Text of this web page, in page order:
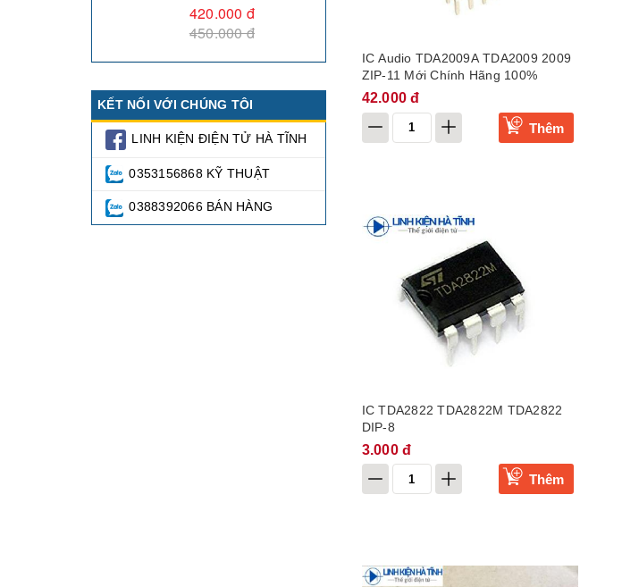
420.000 đ
450.000 đ
KẾT NỐI VỚI CHÚNG TÔI
LINH KIỆN ĐIỆN TỬ HÀ TĨNH
0353156868 KỸ THUẬT
0388392066 BÁN HÀNG
IC Audio TDA2009A TDA2009 2009
ZIP-11 Mới Chính Hãng 100%
42.000 đ
Thêm
IC TDA2822 TDA2822M TDA2822
DIP-8
3.000 đ
Thêm